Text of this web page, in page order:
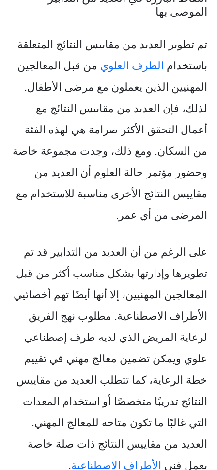
الموصى بها
تم تطوير العديد من مقاييس النتائج المتعلقة
باستخدام الطرف العلوي من قبل المعالجين
المهنيين الذين يعملون مع مرضى الأطفال.
لذلك، فإن العديد من مقاييس النتائج مع
أعمال التحقق الأكثر صرامة هي لهذه الفئة
من السكان. ومع ذلك، وجدت مجموعة خاصة
وحضور مؤتمر حالة العلوم أن العديد من
مقاييس النتائج الأخرى مناسبة للاستخدام مع
المرضى من أي عمر.
على الرغم من أن العديد من التدابير قد تم
تطويرها وإدارتها بشكل مناسب أكثر من قبل
المعالجين المهنيين، إلا أنها أيضًا تهم أخصائيي
الأطراف الاصطناعية. مطلوب نهج الفريق
لرعاية المريض الذي لديه طرف إصطناعي
علوي ويمكن تضمين معالج مهني في تقييم
خطة الرعاية، كما تتطلب العديد من مقاييس
النتائج تدريبًا متخصصًا أو استخدام المعدات
التي غالبًا ما تكون متاحة للمعالج المهني.
العديد من مقاييس النتائج ذات صلة خاصة
بعمل فني الأطراف الاصطناعية.